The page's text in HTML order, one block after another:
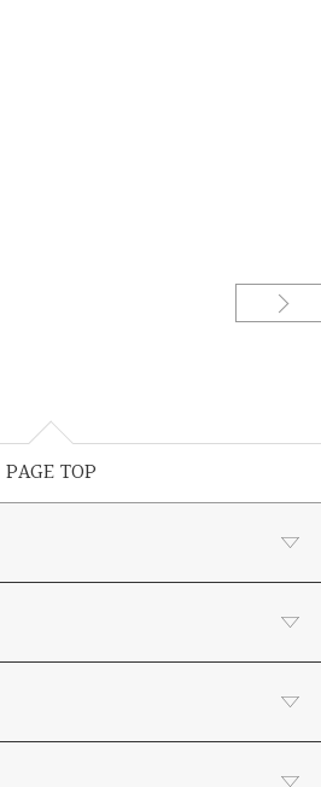
PAGE TOP